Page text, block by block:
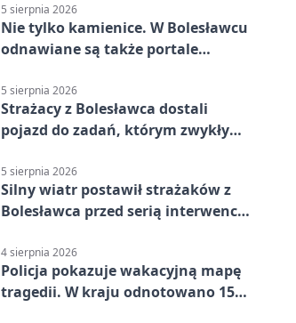
5 sierpnia 2026
Nie tylko kamienice. W Bolesławcu
odnawiane są także portale
5 sierpnia 2026
Strażacy z Bolesławca dostali
pojazd do zadań, którym zwykły
5 sierpnia 2026
Silny wiatr postawił strażaków z
Bolesławca przed serią interwencji
4 sierpnia 2026
Policja pokazuje wakacyjną mapę
tragedii. W kraju odnotowano 155